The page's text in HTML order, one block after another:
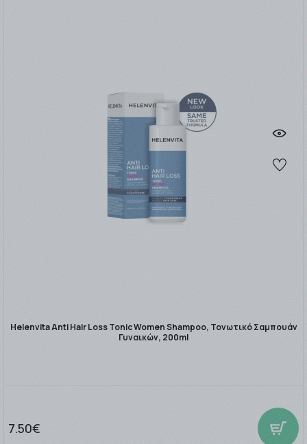
Helenvita Anti Hair Loss Tonic Women Shampoo, Τονωτικό Σαμπουάν
Γυναικών, 200ml
7.50€